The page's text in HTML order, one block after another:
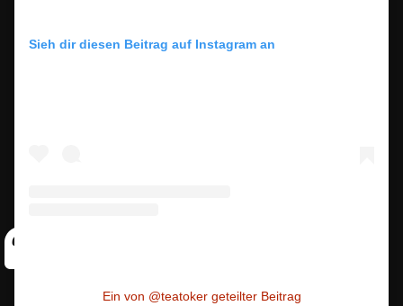
Sieh dir diesen Beitrag auf Instagram an
Ein von @teatoker geteilter Beitrag